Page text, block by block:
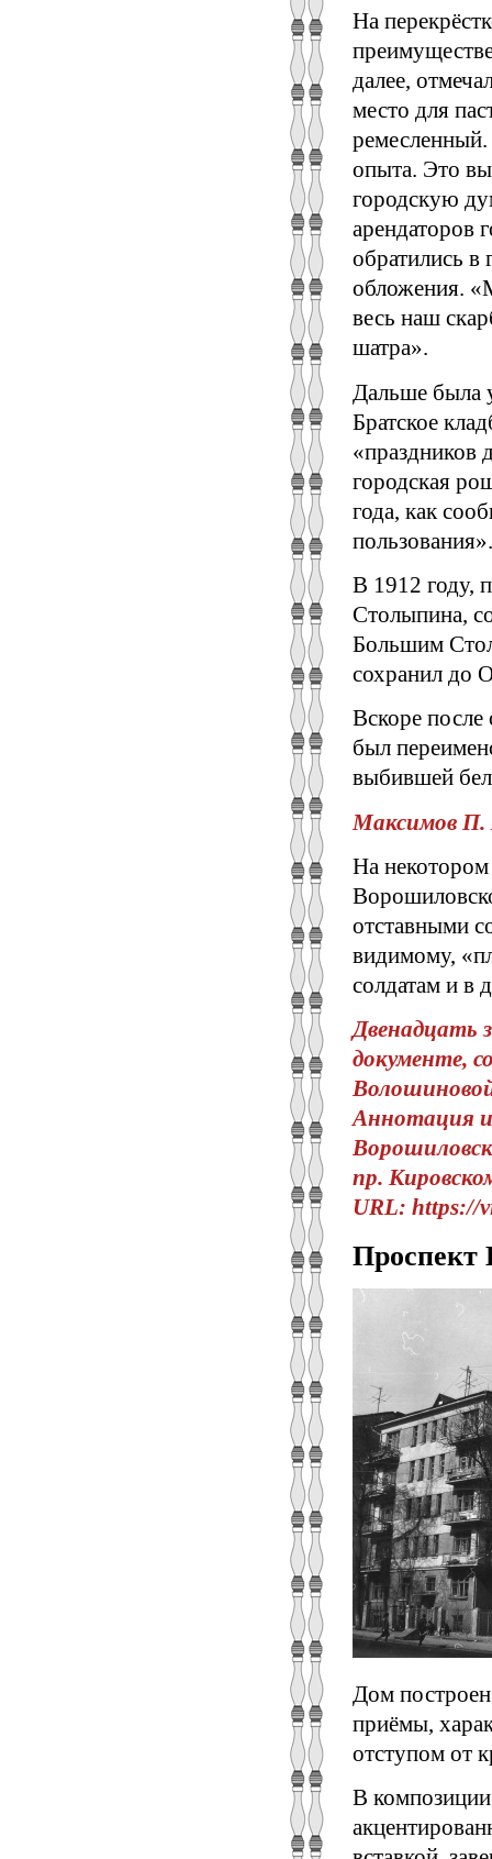
На
далее,
место для
ремесленный.
опыта. Это
городскую
арендаторов
обратились в
обложения.
весь наш
шатра».
Дальше была
Братское
«праздников
городская
года, как
пользования».
В 1912 году,
Столыпина,
Большим
сохранил до
Вскоре после
был
выбившей
Максимов П.
На
отставными
видимому,
солдатам и в
Двенадцать
документе,
Аннотация
пр.
URL: https://
Проспект
Дом
приёмы,
отступом от
В композиции